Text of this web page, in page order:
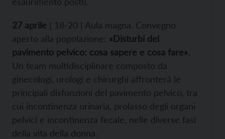
27 aprile | 18-20 | Aula magna. Convegno
aperto alla popolazione: «Disturbi del
pavimento pelvico: cosa sapere e cosa fare».
Un team multidisciplinare composto da
ginecologi, urologi e chirurghi affronterà le
principali disfunzioni del pavimento pelvico, tra
cui incontinenza urinaria, prolasso degli organi
pelvici e incontinenza fecale, nelle diverse fasi
della vita della donna.